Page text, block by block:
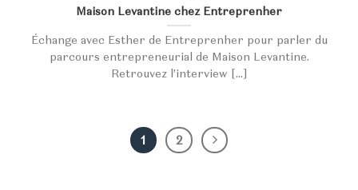
Maison Levantine chez Entreprenher
Échange avec Esther de Entreprenher pour parler du
parcours entrepreneurial de Maison Levantine.
Retrouvez l’interview [...]
1 2